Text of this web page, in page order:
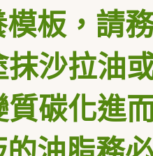
模板，請
抹沙拉油
質碳化進